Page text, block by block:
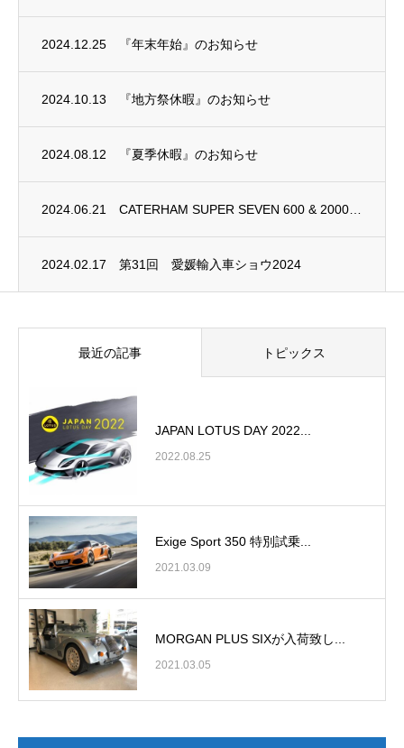
2024.12.25 『年末年始』のお知らせ
2024.10.13 『地方祭休暇』のお知らせ
2024.08.12 『夏季休暇』のお知らせ
2024.06.21
2024.02.17 第31回 愛媛輸入車ショウ2024
最近の記事 トピックス
JAPAN LOTUS DAY 2022...
2022.08.25
Exige Sport 350 特別試乗...
2021.03.09
MORGAN PLUS SIXが入荷致し...
2021.03.05